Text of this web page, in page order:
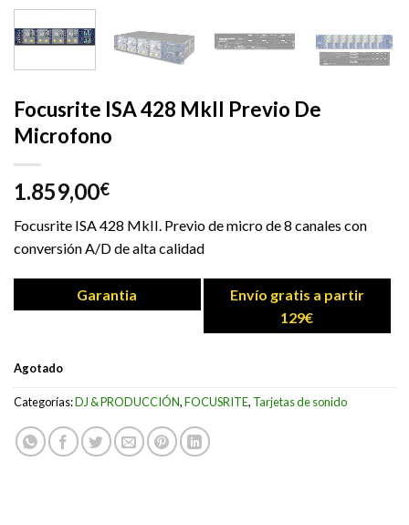
Focusrite ISA 428 MkII Previo De
Microfono
1.859,00€
Focusrite ISA 428 MkII. Previo de micro de 8 canales con
conversión A/D de alta calidad
Garantia
Envío gratis a partir
129€
Agotado
Categorías:DJ & PRODUCCIÓN,FOCUSRITE, Tarjetas de sonido